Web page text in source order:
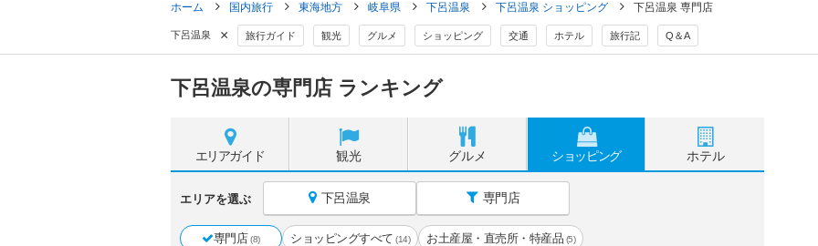
ホーム 国内旅行 東海地方 岐阜県 下呂温泉 下呂温泉 ショッピング 下呂温泉 専門店
下呂温泉 × 旅行ガイド 観光 グルメ ショッピング 交通 ホテル 旅行記 Q＆A
下呂温泉の専門店 ランキング
エリアガイド 観光 グルメ ショッピング ホテル
エリアを選ぶ 下呂温泉 専門店
専門店 (8) ショッピングすべて (14) お土産屋・直売所・特産品 (5)